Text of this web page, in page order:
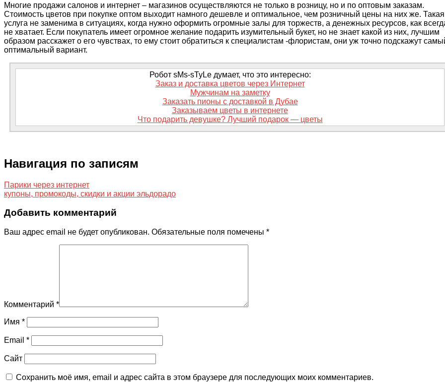
Многие продажи салонов и интернет – магазинов осуществляются не только в розницу, но и по оптовым заказам.
Стоимость цветов при покупке оптом выходит намного дешевле и оптимальное, чем розничный цены на них же. Такая
услуга не заменима в ситуациях, когда нужно оформить огромные залы для торжеств, а денежных ресурсов, как
не хватает. Если покупатель имеет огромное желание подарить изумительный букет, но не знает какой из них, лучшим
образом расскажет о его чувствах, то ему стоит обратиться к специалистам -флористам, они уж точно подскажут
оптимальный вариант.
Робот sMs-sTyLe думает, что это интересно:
Заказ и доставка цветов через Интернет
Мужчинам на заметку
Заказать пионы с доставкой в Дубае
Заказываем цветы в интернете
Что подарить девушке? Лучший подарок — цветы
Навигация по записям
Парики через интернет
купоны, промокоды, скидки и акции эльдорадо
Добавить комментарий
Ваш адрес email не будет опубликован. Обязательные поля помечены *
Комментарий *
Имя *
Email *
Сайт
Сохранить моё имя, email и адрес сайта в этом браузере для последующих моих комментариев.